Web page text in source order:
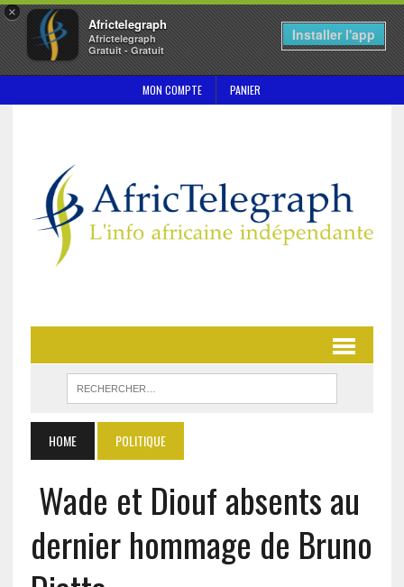
×
Africtelegraph
Africtelegraph
Gratuit - Gratuit
Installer l'app
MON COMPTE PANIER
HOME POLITIQUE
Wade et Diouf absents au
dernier hommage de Bruno